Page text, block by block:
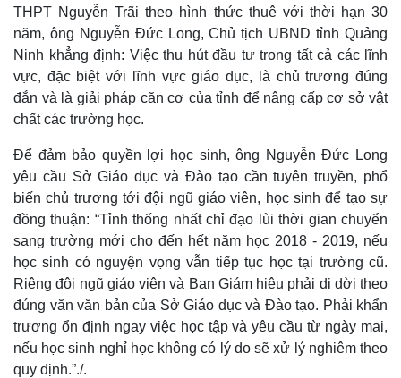
Thế giới
Quan sát
Cuộc sống đó đây
Hồ sơ
Multimedia
Video
Ảnh
E-Magazine
Infographic
THPT Nguyễn Trãi theo hình thức thuê với thời hạn 30
năm, ông Nguyễn Đức Long, Chủ tịch UBND tỉnh Quảng
Ninh khẳng định: Việc thu hút đầu tư trong tất cả các lĩnh
vực, đặc biệt với lĩnh vực giáo dục, là chủ trương đúng
đắn và là giải pháp căn cơ của tỉnh để nâng cấp cơ sở vật
chất các trường học.
Để đảm bảo quyền lợi học sinh, ông Nguyễn Đức Long
yêu cầu Sở Giáo dục và Đào tạo cần tuyên truyền, phổ
biến chủ trương tới đội ngũ giáo viên, học sinh để tạo sự
đồng thuận: “Tỉnh thống nhất chỉ đạo lùi thời gian chuyển
sang trường mới cho đến hết năm học 2018 - 2019, nếu
học sinh có nguyện vọng vẫn tiếp tục học tại trường cũ.
Riêng đội ngũ giáo viên và Ban Giám hiệu phải di dời theo
đúng văn văn bản của Sở Giáo dục và Đào tạo. Phải khẩn
trương ổn định ngay việc học tập và yêu cầu từ ngày mai,
nếu học sinh nghỉ học không có lý do sẽ xử lý nghiêm theo
quy định.”./.